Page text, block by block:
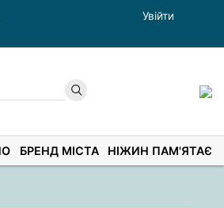
Увійти
БРЕНД МІСТА НІЖИН ПАМ'ЯТАЄ